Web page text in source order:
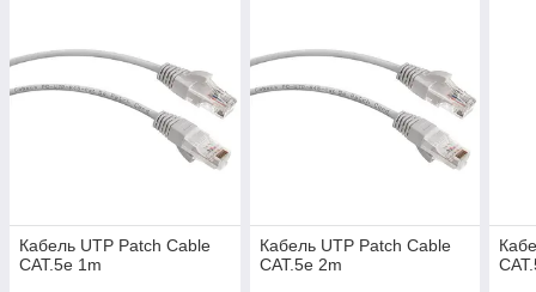
Кабель UTP Patch Cable
CAT.5e 1m
Кабель UTP Patch Cable
CAT.5e 2m